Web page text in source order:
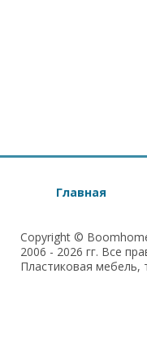
Главная
Copyright ©
2006 - 2026 гг. Все
Пластиковая мебель,